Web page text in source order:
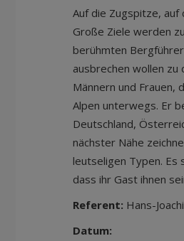
Auf die Zugspitze, auf
Große Ziele werden
berühmten
ausbrechen wollen zu
Männern und Frauen,
Alpen unterwegs. Er
Deutschland,
nächster Nähe
leutseligen Typen. Es
dass ihr Gast ihnen
Referent: Hans-
Datum: